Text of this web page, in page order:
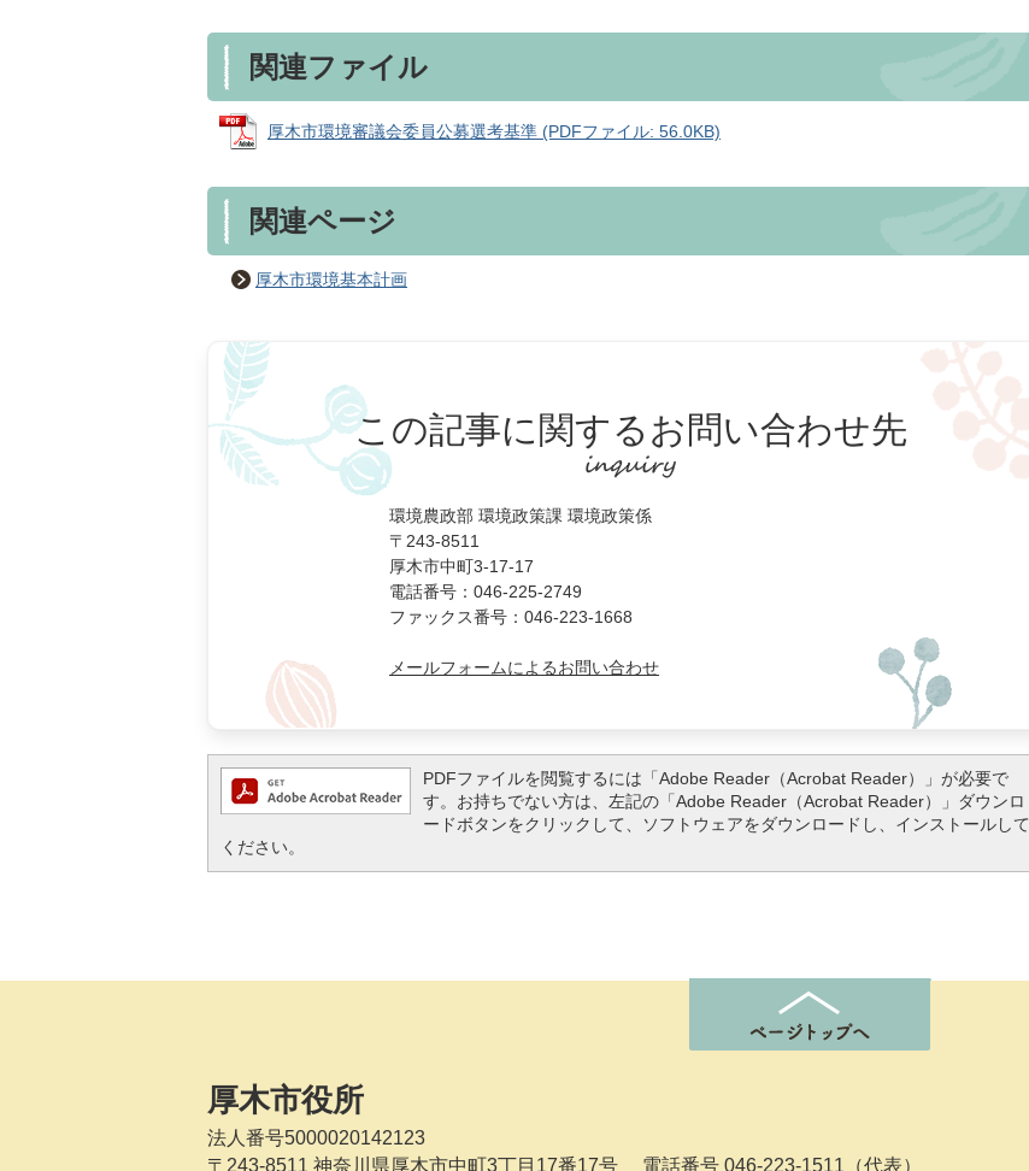
関連ファイル
厚木市環境審議会委員公募選考基準 (PDFファイル: 56.0KB)
関連ページ
厚木市環境基本計画
この記事に関するお問い合わせ先
環境農政部 環境政策課 環境政策係
〒243-8511
厚木市中町3-17-17
電話番号：046-225-2749
ファックス番号：046-223-1668
メールフォームによるお問い合わせ
PDFファイルを閲覧するには「Adobe Reader（Acrobat Reader）」が必要で
す。お持ちでない方は、左記の「Adobe Reader（Acrobat Reader）」ダウンロ
ードボタンをクリックして、ソフトウェアをダウンロードし、インストールして
ください。
厚木市役所
法人番号5000020142123
〒243-8511 神奈川県厚木市中町3丁目17番17号 電話番号 046-223-1511（代表）